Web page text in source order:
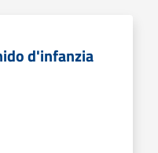
d'infanzia